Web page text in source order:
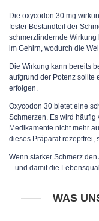
Die oxycodon 30 mg
fester Bestandteil der
schmerzlindernde
im Gehirn, wodurch die
Die Wirkung kann bereits
aufgrund der Potenz sollte
erfolgen.
Oxycodon 30 bietet eine
Schmerzen. Es wird
Medikamente nicht mehr
dieses Präparat rezeptfrei,
Wenn starker Schmerz
– und damit die
WAS